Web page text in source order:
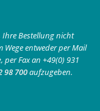
Ihre Bestellung nicht
entweder per Mail
, per Fax an +49(0) 931
98 700aufzugeben.